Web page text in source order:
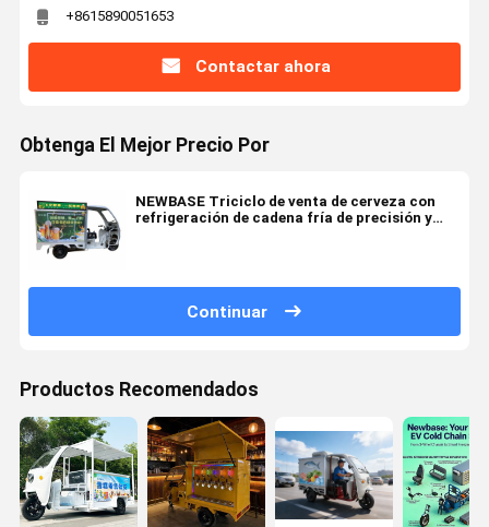
+8615890051653
Contactar ahora
Obtenga El Mejor Precio Por
NEWBASE Triciclo de venta de cerveza con
refrigeración de cadena fría de precisión y
Continuar
Productos Recomendados